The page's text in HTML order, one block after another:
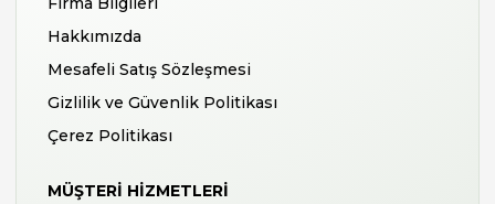
Hakkımızda
Mesafeli Satış Sözleşmesi
Gizlilik ve Güvenlik Politikası
Çerez Politikası
MÜŞTERI HIZMETLERI